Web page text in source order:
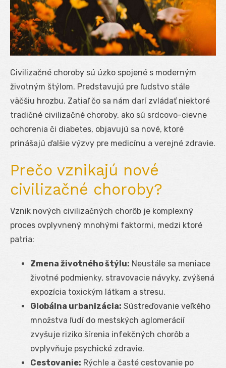
Civilizačné choroby sú úzko spojené s moderným
životným štýlom. Predstavujú pre ľudstvo stále
väčšiu hrozbu. Zatiaľ čo sa nám darí zvládať niektoré
tradičné civilizačné choroby, ako sú srdcovo-cievne
ochorenia či diabetes, objavujú sa nové, ktoré
prinášajú ďalšie výzvy pre medicínu a verejné zdravie.
Prečo vznikajú nové
civilizačné choroby?
Vznik nových civilizačných chorôb je komplexný
proces ovplyvnený mnohými faktormi, medzi ktoré
patria:
Zmena životného štýlu: Neustále sa meniace
životné podmienky, stravovacie návyky, zvýšená
expozícia toxickým látkam a stresu.
Globálna urbanizácia: Sústreďovanie veľkého
množstva ľudí do mestských aglomerácií
zvyšuje riziko šírenia infekčných chorôb a
ovplyvňuje psychické zdravie.
Cestovanie: Rýchle a časté cestovanie po